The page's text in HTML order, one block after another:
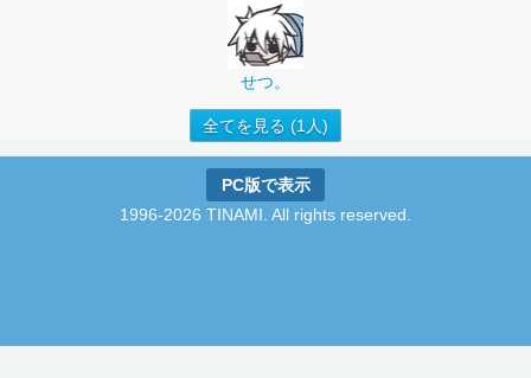
せつ。
全てを見る (1人)
PC版で表示
1996-2026 TINAMI. All rights reserved.